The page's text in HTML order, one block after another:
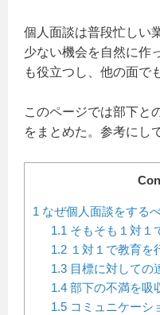
個人面談は普段忙しい
少ない機会を自然に作
も役立つし、他の面で
このページでは部下と
をまとめた。参考にし
1 なぜ個人面談をする
1.1 そもそも１対１
1.2１対１で教育を
1.3目標に対しての
1.4部下の不満を吸
1.5コミュニケーシ